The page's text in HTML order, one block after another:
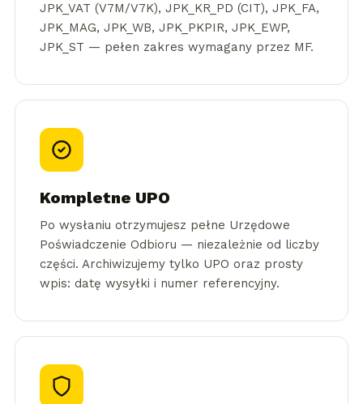
JPK_VAT (V7M/V7K), JPK_KR_PD (CIT), JPK_FA,
JPK_MAG, JPK_WB, JPK_PKPIR, JPK_EWP,
JPK_ST — pełen zakres wymagany przez MF.
Kompletne UPO
Po wysłaniu otrzymujesz pełne Urzędowe
Poświadczenie Odbioru — niezależnie od liczby
części. Archiwizujemy tylko UPO oraz prosty
wpis: datę wysyłki i numer referencyjny.